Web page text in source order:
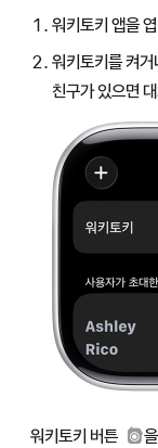
워키토키 앱을
워키토키를 켜
친구가 있으면
워키토키 버튼 을